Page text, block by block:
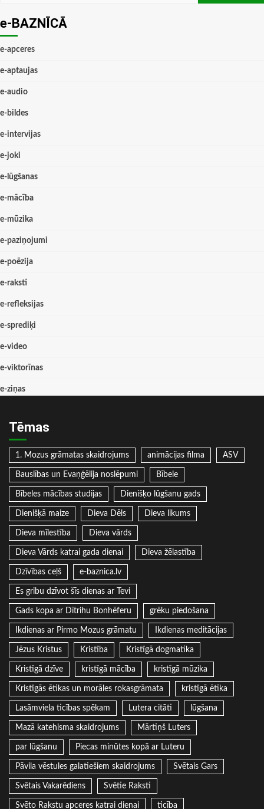
e-BAZNĪCĀ
e-apceres
e-aptaujas
e-audio
e-bildes
e-intervijas
e-joki
e-lūgšanas
e-mācība
e-mūzika
e-paziņojumi
e-poēzija
e-raksti
e-refleksijas
e-sprediķi
e-video
e-viktorīnas
e-ziņas
Tēmas
1. Mozus grāmatas skaidrojums animācijas filma ASV
Bauslības un Evaņģēlija noslēpumi Bībele
Bībeles mācības studijas Dienišķo lūgšanu gads
Dienišķā maize Dieva Dēls Dieva likums
Dieva mīlestība Dieva vārds
Dieva Vārds katrai gada dienai Dieva žēlastība
Dzīvības ceļš e-baznica.lv
Es gribu dzīvot šīs dienas ar Tevi
Gads kopa ar Dītrihu Bonhēferu grēku piedošana
Ikdienas ar Pirmo Mozus grāmatu Ikdienas meditācijas
Jēzus Kristus Kristība Kristīgā dogmatika
Kristīgā dzīve kristīgā mācība kristīgā mūzika
Kristīgās ētikas un morāles rokasgrāmata kristīgā ētika
Lasāmviela ticības spēkam Lutera citāti lūgšana
Mazā katehisma skaidrojums Mārtiņš Luters
par lūgšanu Piecas minūtes kopā ar Luteru
Pāvila vēstules galatiešiem skaidrojums Svētais Gars
Svētais Vakarēdiens Svētie Raksti
Svēto Rakstu apceres katrai dienai ticība